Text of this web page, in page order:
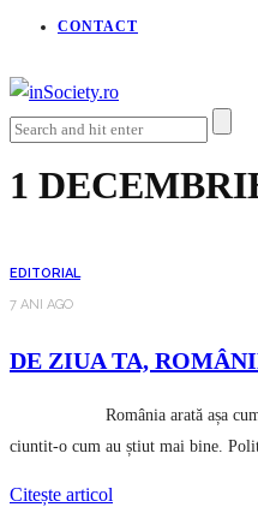
CONTACT
1
EDITORIAL
7 ANI AGO
DE ZIUA TA,
România arată așa cum
ciuntit-o cum au știut mai bine.
Citește articol